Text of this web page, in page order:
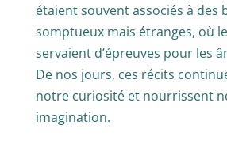
étaient souvent associés à des
somptueux mais étranges, où
servaient d’épreuves pour les
De nos jours, ces récits
notre curiosité et nourrissent
imagination.